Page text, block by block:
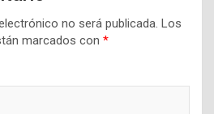
no será publicada. Los
marcados con *